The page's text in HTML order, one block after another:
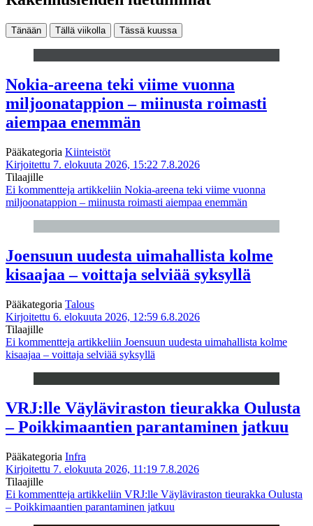
Tänään Tällä viikolla Tässä kuussa
Nokia-areena teki viime vuonna
miljoonatappion – miinusta roimasti
aiempaa enemmän
Pääkategoria Kiinteistöt
Kirjoitettu 7. elokuuta 2026, 15:22 7.8.2026
Tilaajille
Ei kommentteja artikkeliin Nokia-areena teki viime vuonna
miljoonatappion – miinusta roimasti aiempaa enemmän
Joensuun uudesta uimahallista kolme
kisaajaa – voittaja selviää syksyllä
Pääkategoria Talous
Kirjoitettu 6. elokuuta 2026, 12:59 6.8.2026
Tilaajille
Ei kommentteja artikkeliin Joensuun uudesta uimahallista kolme
kisaajaa – voittaja selviää syksyllä
VRJ:lle Väyläviraston tieurakka Oulusta
– Poikkimaantien parantaminen jatkuu
Pääkategoria Infra
Kirjoitettu 7. elokuuta 2026, 11:19 7.8.2026
Tilaajille
Ei kommentteja artikkeliin VRJ:lle Väyläviraston tieurakka Oulusta
– Poikkimaantien parantaminen jatkuu